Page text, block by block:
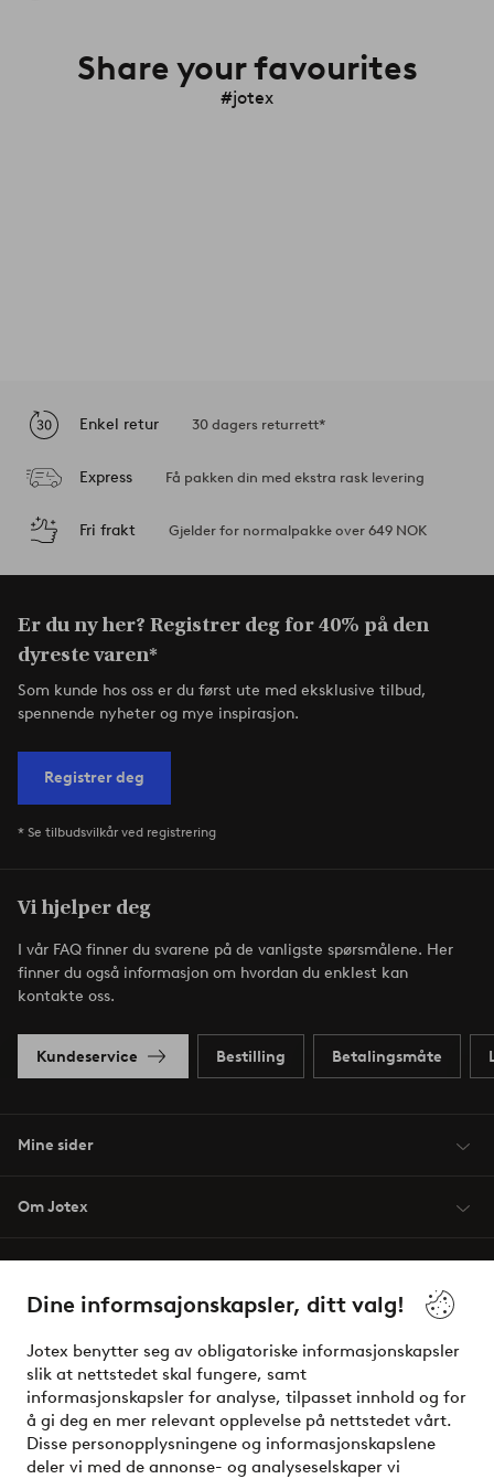
Dine informsajonskapsler, ditt valg!
Jotex benytter seg av obligatoriske informasjonskapsler
slik at nettstedet skal fungere, samt
informasjonskapsler for analyse, tilpasset innhold og for
å gi deg en mer relevant opplevelse på nettstedet vårt.
Disse personopplysningene og informasjonskapslene
deler vi med de annonse- og analyseselskaper vi
Share your favourites
#jotex
Enkel retur 30 dagers returrett*
Express Få pakken din med ekstra rask levering
Fri frakt Gjelder for normalpakke over 649 NOK
Er du ny her? Registrer deg for 40% på den
dyreste varen*
Som kunde hos oss er du først ute med eksklusive tilbud,
spennende nyheter og mye inspirasjon.
Registrer deg
* Se tilbudsvilkår ved registrering
Vi hjelper deg
I vår FAQ finner du svarene på de vanligste spørsmålene. Her
finner du også informasjon om hvordan du enklest kan
kontakte oss.
Kundeservice Bestilling Betalingsmåte
Mine sider
Om Jotex
Venner